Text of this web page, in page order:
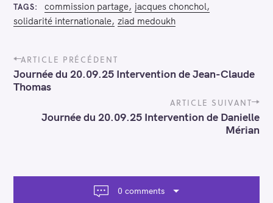
TAGS commission partage
jacques chonchol
solidarité internationale ziad medoukh
P
o
s
t
t
ARTICLE PRÉCÉDENT
Journée du 20.09.25 Intervention de Jean-Claude
Thomas
ARTICLE SUIVANT
Journée du 20.09.25 Intervention de Danielle
Mérian
0 comments